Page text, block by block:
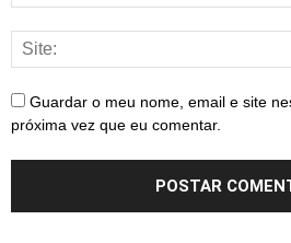
Guardar o meu nome, email e site
próxima vez que eu comentar.